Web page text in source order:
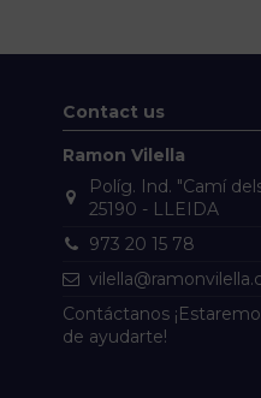
Contact us
Ramon Vilella
Políg. Ind. "Camí
25190 - LLEIDA
973 20 15 78
Contáctanos
de ayudarte!